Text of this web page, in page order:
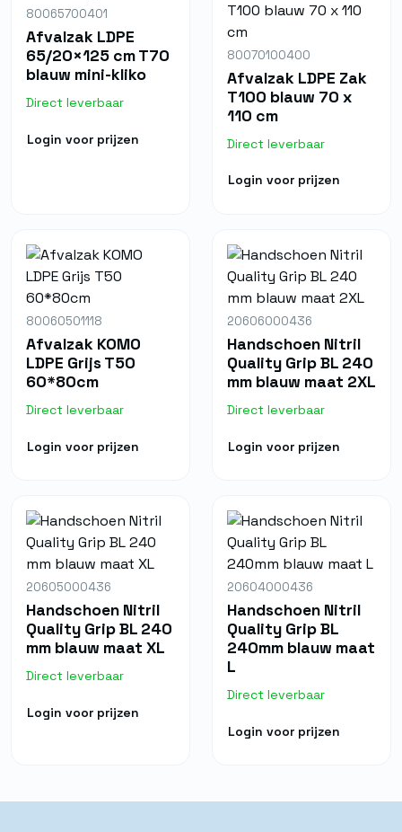
80065700401
Afvalzak LDPE
65/20×125 cm T70
blauw mini-kliko
Direct leverbaar
Login voor prijzen
80070100400
Afvalzak LDPE Zak
T100 blauw 70 x
110 cm
Direct leverbaar
Login voor prijzen
80060501118
Afvalzak KOMO
LDPE Grijs T50
60*80cm
Direct leverbaar
Login voor prijzen
20606000436
Handschoen Nitril
Quality Grip BL 240
mm blauw maat 2XL
Direct leverbaar
Login voor prijzen
20605000436
Handschoen Nitril
Quality Grip BL 240
mm blauw maat XL
Direct leverbaar
Login voor prijzen
20604000436
Handschoen Nitril
Quality Grip BL
240mm blauw maat
L
Direct leverbaar
Login voor prijzen